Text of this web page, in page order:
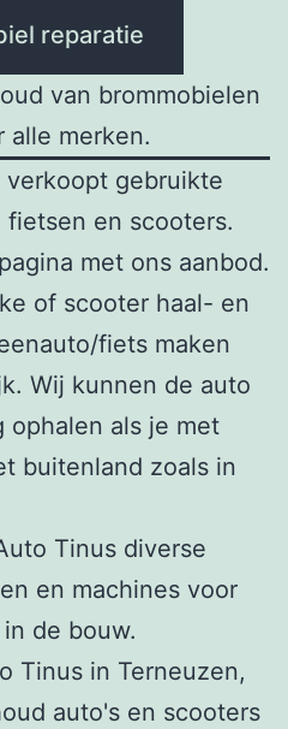
reparatie
van brommobielen
alle merken.
gebruikte
fietsen en scooters.
pagina met ons aanbod.
of scooter haal- en
fiets maken
Wij kunnen de auto
ophalen als je met
buitenland zoals in
Tinus diverse
en machines voor
de bouw.